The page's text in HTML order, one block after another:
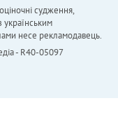
судження,
українським
несе рекламодавець.
- R40-05097